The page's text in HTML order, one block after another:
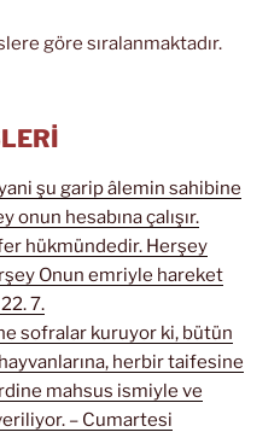
göre sıralanmaktadır.
şu garip âlemin sahibine
onun hesabına çalışır.
hükmündedir. Herşey
Onun emriyle hareket
7.
sofralar kuruyor ki, bütün
herbir taifesine
mahsus ismiyle ve
– Cumartesi